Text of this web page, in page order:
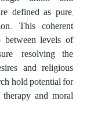
defined as pure,
This coherent
between levels of
resolving the
and religious
hold potential for
and moral